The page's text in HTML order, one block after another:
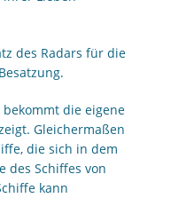
des Radars für die
die eigene
Gleichermaßen
die sich in dem
des Schiffes von
kann